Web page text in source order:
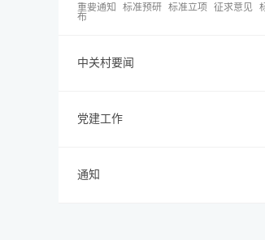
重要通知 标准预研 标准立项 征求意见
布
中关村要闻
党建工作
通知